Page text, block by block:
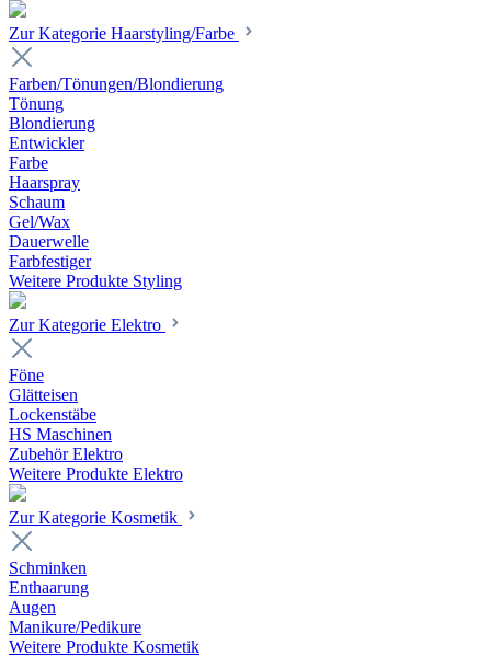
Zur Kategorie Haarstyling/Farbe
Farben/Tönungen/Blondierung
Tönung
Blondierung
Entwickler
Farbe
Haarspray
Schaum
Gel/Wax
Dauerwelle
Farbfestiger
Weitere Produkte Styling
Zur Kategorie Elektro
Föne
Glätteisen
Lockenstäbe
HS Maschinen
Zubehör Elektro
Weitere Produkte Elektro
Zur Kategorie Kosmetik
Schminken
Enthaarung
Augen
Manikure/Pedikure
Weitere Produkte Kosmetik